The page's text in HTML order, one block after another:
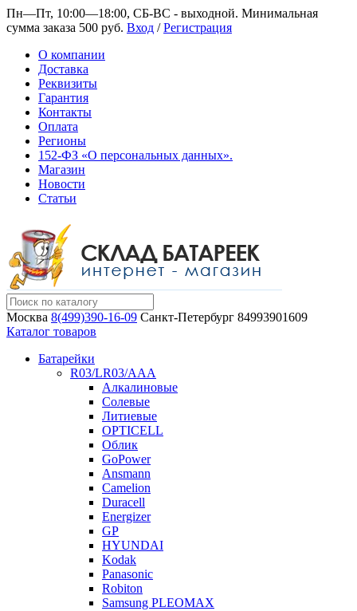
Пн—Пт, 10:00—18:00, СБ-ВС - выходной. Минимальная
сумма заказа 500 руб. Вход /Регистрация
О компании
Доставка
Реквизиты
Гарантия
Контакты
Оплата
Регионы
152-ФЗ «О персональных данных».
Магазин
Новости
Статьи
Москва 8(499)390-16-09 Санкт-Петербург 84993901609
Каталог товаров
Батарейки
R03/LR03/AAA
Алкалиновые
Солевые
Литиевые
OPTICELL
Облик
GoPower
Ansmann
Camelion
Duracell
Energizer
GP
HYUNDAI
Kodak
Panasonic
Robiton
Samsung PLEOMAX